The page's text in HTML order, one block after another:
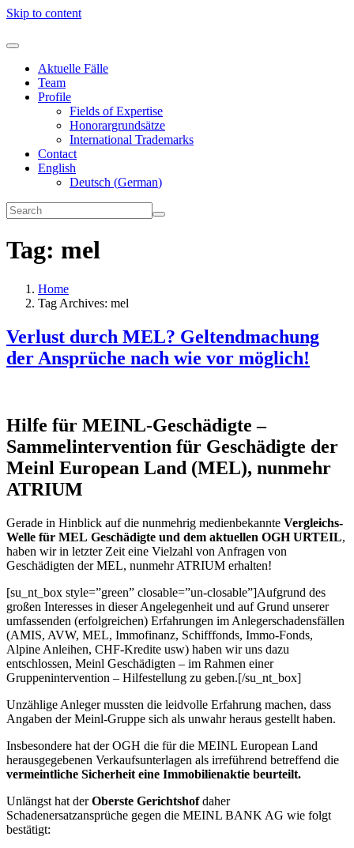
Skip to content
Aktuelle Fälle
Team
Profile
Fields of Expertise
Honorargrundsätze
International Trademarks
Contact
English
Deutsch (German)
Tag: mel
Home
Tag Archives: mel
Verlust durch MEL? Geltendmachung
der Ansprüche nach wie vor möglich!
Hilfe für MEINL-Geschädigte –
Sammelintervention für Geschädigte der
Meinl European Land (MEL), nunmehr
ATRIUM
Gerade in Hinblick auf die nunmehrig medienbekannte Vergleichs-
Welle für MEL Geschädigte und dem aktuellen OGH URTEIL,
haben wir in letzter Zeit eine Vielzahl von Anfragen von
Geschädigten der MEL, nunmehr ATRIUM erhalten!
[su_nt_box style=”green” closable=”un-closable”]Aufgrund des
großen Interesses in dieser Angelegenheit und auf Grund unserer
umfassenden (erfolgreichen) Erfahrungen im Anlegerschadensfällen
(AMIS, AVW, MEL, Immofinanz, Schifffonds, Immo-Fonds,
Alpine Anleihen, CHF-Kredite usw) haben wir uns dazu
entschlossen, Meinl Geschädigten – im Rahmen einer
Gruppenintervention – Hilfestellung zu geben.[/su_nt_box]
Unzählige Anleger mussten die leidvolle Erfahrung machen, dass
Angaben der Meinl-Gruppe sich als unwahr heraus gestellt haben.
Insbesondere hat der OGH die für die MEINL European Land
herausgegebenen Verkaufsunterlagen als irreführend betreffend die
vermeintliche Sicherheit eine Immobilienaktie beurteilt.
Unlängst hat derOberste Gerichtshofdaher
Schadenersatzansprüche gegen die MEINL BANK AG wie folgt
bestätigt: